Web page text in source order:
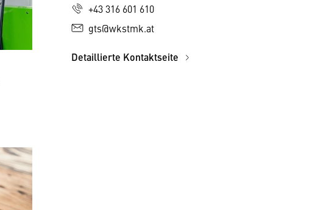
+43 316 601 610
gts@wkstmk.at
Detaillierte Kontaktseite